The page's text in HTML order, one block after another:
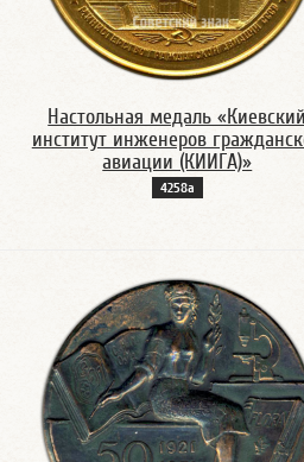
Настольная медаль «Киевский
институт инженеров
авиации (КИИГА)»
4258а